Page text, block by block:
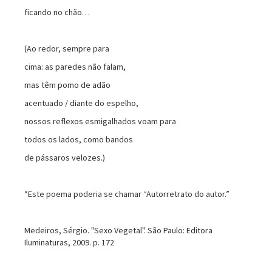
ficando no chão…
(Ao redor, sempre para
cima: as paredes não falam,
mas têm pomo de adão
acentuado / diante do espelho,
nossos reflexos esmigalhados voam para
todos os lados, como bandos
de pássaros velozes.)
*Este poema poderia se chamar “Autorretrato do autor.”
Medeiros, Sérgio. "Sexo Vegetal". São Paulo: Editora
Iluminaturas, 2009. p. 172